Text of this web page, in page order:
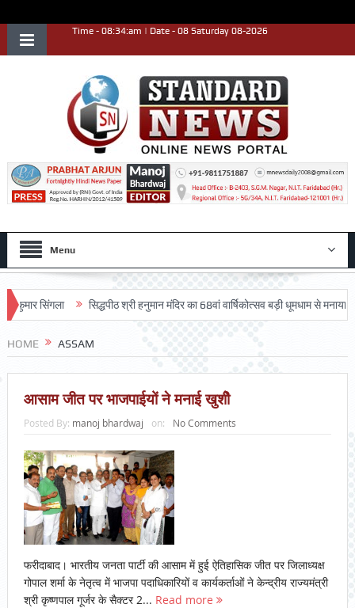
Time - 08:34:am | Date - 08 Saturday 08-2026
Menu
कुमार सिंगला सिद्धपीठ श्री हनुमान मंदिर का 68वां वार्षिकोत्सव बड़ी धूमधाम से मनाया
HOME ASSAM
आसाम जीत पर भाजपाईयों ने मनाई खुशीे
Posted By: manoj bhardwaj on: No Comments
फरीदाबाद। भारतीय जनता पार्टी की आसाम में हुई ऐतिहासिक जीत पर जिलाध्यक्ष
गोपाल शर्मा के नेतृत्व में भाजपा पदाधिकारियों व कार्यकर्ताओं ने केन्द्रीय राज्यमंत्री
श्री कृष्णपाल गूर्जर के सैक्टर 2... Read more